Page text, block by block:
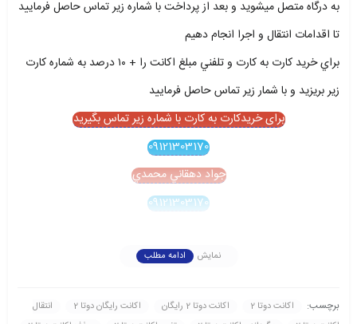
به درگاه متصل ميشويد و بعد از پرداخت با شماره زير تماس حاصل فرماييد
تا اقدامات انتقال و اجرا انجام دهيم
براي خريد کارت به کارت و تلفني مبلغ اکانت را + ۱۰ درصد به شماره کارت
زير بريزيد و با شمار زير تماس حاصل فرماييد
برای خریدکارت به کارت با شماره زیر تماس بگیرید
09121303170
جواد دهقاني محمدي
09121303170
نمایش ادامه مطلب
برچسب: اکانت دوتا 2 اکانت دوتا 2 رايگان اکانت رايگان دوتا 2
انتقال